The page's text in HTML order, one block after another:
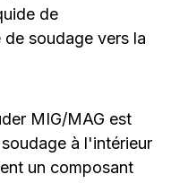
de
soudage vers la
MIG/MAG est
à l'intérieur
un composant